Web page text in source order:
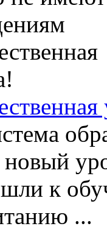
к
...